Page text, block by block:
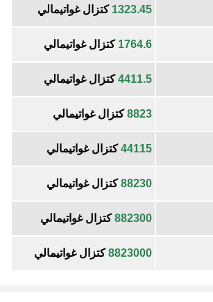
1323.45 كتزال غواتيمالي
1764.6 كتزال غواتيمالي
4411.5كتزال غواتيمالي
8823كتزال غواتيمالي
44115كتزال غواتيمالي
88230كتزال غواتيمالي
882300كتزال غواتيمالي
8823000كتزال غواتيمالي